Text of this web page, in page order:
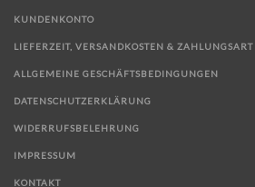
KUNDENKONTO
LIEFERZEIT, VERSANDKOSTEN & ZAHLUNGSART
ALLGEMEINE GESCHÄFTSBEDINGUNGEN
DATENSCHUTZERKLÄRUNG
WIDERRUFSBELEHRUNG
IMPRESSUM
KONTAKT